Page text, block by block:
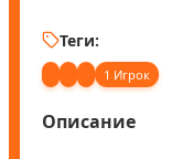
Теги:
1 Игрок
Описание